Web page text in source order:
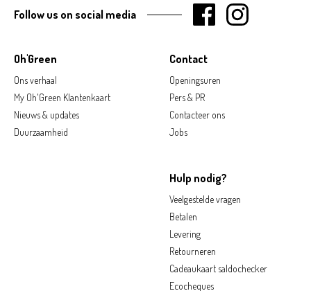
Oh'Green
Ons verhaal
My Oh'Green Klantenkaart
Nieuws & updates
Duurzaamheid
Contact
Openingsuren
Pers & PR
Contacteer ons
Jobs
Hulp nodig?
Veelgestelde vragen
Betalen
Levering
Retourneren
Cadeaukaart saldochecker
Ecocheques
Follow us on social media